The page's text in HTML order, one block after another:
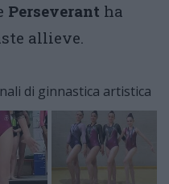
Perseverant ha
allieve.
di ginnastica artistica